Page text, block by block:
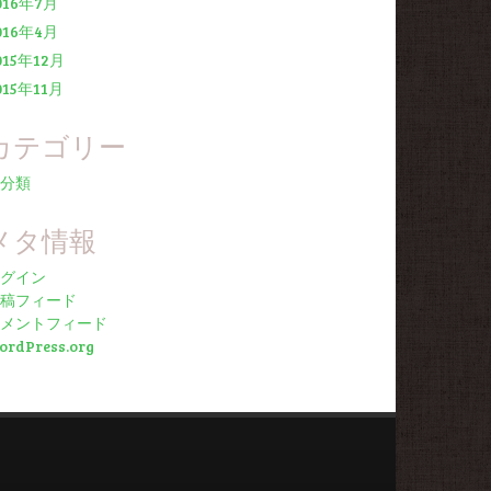
年4月
年12月
年11月
テゴリー
類
タ情報
イン
フィード
ントフィード